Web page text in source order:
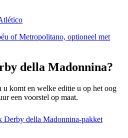
of Metropolitano, optioneel met
della Madonnina?
u komt en welke editie u op het oog
een voorstel op maat.
Derby della Madonnina-pakket